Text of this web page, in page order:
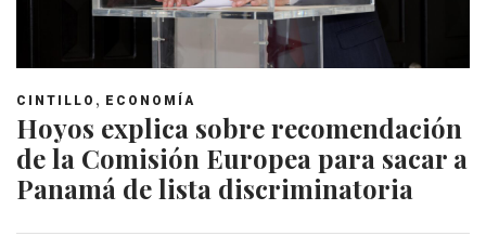
CINTILLO , ECONOMÍA
Hoyos explica sobre recomendación
de la Comisión Europea para sacar a
Panamá de lista discriminatoria